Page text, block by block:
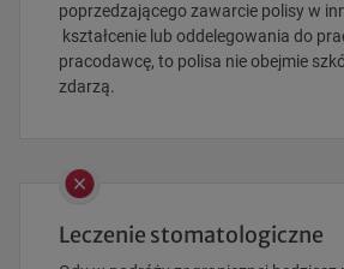
poprzedzającego zawarcie polisy w
kształcenie lub oddelegowania do
pracodawcę, to polisa nie obejmie
zdarzą.
Leczenie stomatologiczne